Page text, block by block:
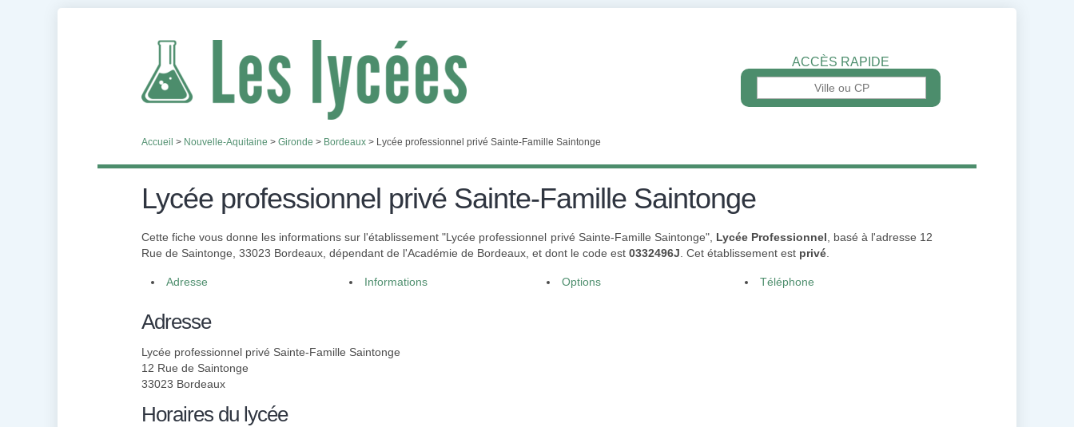
ACCÈS RAPIDE
Accueil > Nouvelle-Aquitaine > Gironde > Bordeaux > Lycée professionnel privé Sainte-Famille Saintonge
Lycée professionnel privé Sainte-Famille Saintonge
Cette fiche vous donne les informations sur l'établissement "Lycée professionnel privé Sainte-Famille Saintonge", Lycée Professionnel , basé à l'adresse 12
Rue de Saintonge, 33023 Bordeaux, dépendant de l'Académie de Bordeaux, et dont le code est 0332496J . Cet établissement est privé
Adresse Informations Options Téléphone
Adresse
Lycée professionnel privé Sainte-Famille Saintonge
12 Rue de Saintonge
33023 Bordeaux
Horaires du lycée